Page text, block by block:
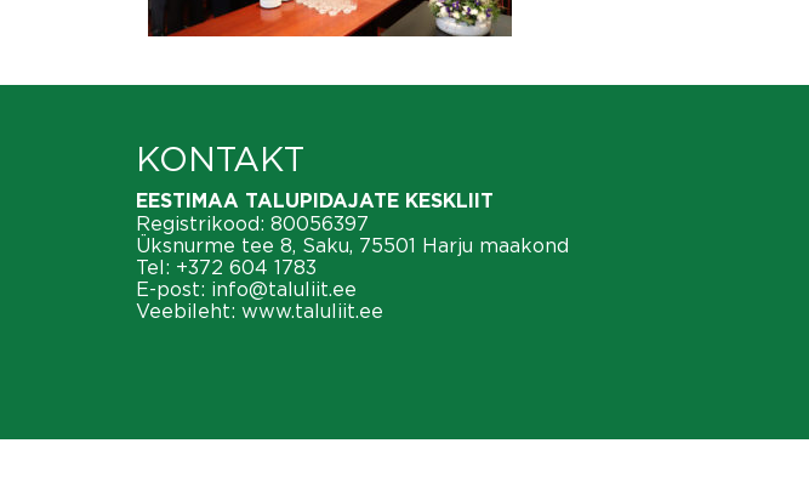
KONTAKT
EESTIMAA TALUPIDAJATE KESKLIIT
Registrikood: 80056397
Üksnurme tee 8, Saku, 75501 Harju maakond
Tel: +372 604 1783
E-post: info@taluliit.ee
Veebileht: www.taluliit.ee